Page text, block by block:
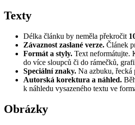
Texty
Délka článku by neměla překročit
Závaznost zaslané verze. Článek
Formát a styly. Text neformátujte.
do více sloupců či do rámečků,
Speciální znaky. Na azbuku, řecká
Autorská korektura a náhled.
k náhledu vysazeného textu ve
Obrázky